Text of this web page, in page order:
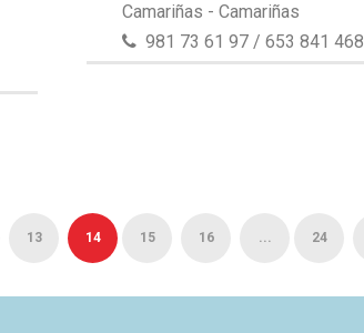
Camariñas - Camariñas
981 73 61 97 / 653 841 468
13 14 15 16 ... 24